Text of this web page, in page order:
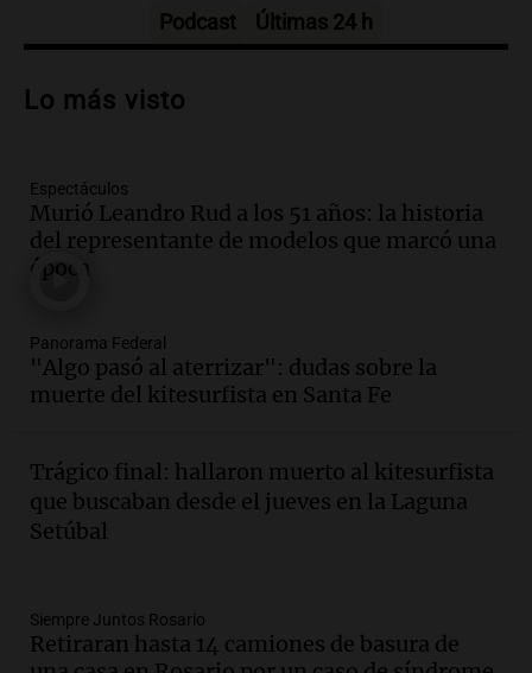
Audio.Nuevo desarrollo urbano y casa
en Villa María
Audio.
la Bulaya abrirá sus puertas mañana con
diversas actividades y sorpresas
Panorama Federal
edificios y proyecta una casa del
estudiante con 48 municipios
involucrados
Episodios
Audio.1° gol de Rosario Central a
Aldosivi (Zalazar en contra) - relato
Gato Greco
Audio.Recomendaciones de vino
bonarda para disfrutar el fin de semana
Podcast Últimas 24 h
Lo más visto
Espectáculos
Murió Leandro Rud a los 51 años: la historia
del representante de modelos que marcó una
época
Panorama Federal
"Algo pasó al aterrizar": dudas sobre la
muerte del kitesurfista en Santa Fe
Trágico final: hallaron muerto al kitesurfista
que buscaban desde el jueves en la Laguna
Setúbal
Siempre Juntos Rosario
Retiraran hasta 14 camiones de basura de